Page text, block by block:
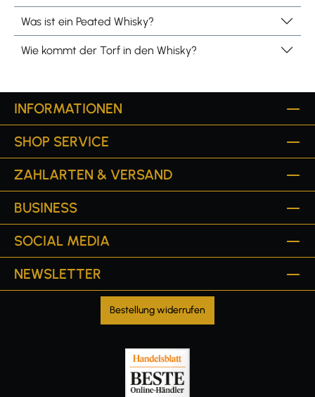
Was ist ein Peated Whisky?
Wie kommt der Torf in den Whisky?
INFORMATIONEN
SHOP SERVICE
ZAHLARTEN & VERSAND
BUSINESS
SOCIAL MEDIA
NEWSLETTER
Bestellung widerrufen